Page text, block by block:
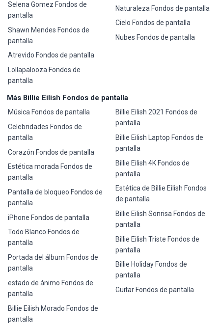
Selena Gomez Fondos de
pantalla
Shawn Mendes Fondos de
pantalla
Atrevido Fondos de pantalla
Lollapalooza Fondos de
pantalla
Naturaleza Fondos de pantalla
Cielo Fondos de pantalla
Nubes Fondos de pantalla
Más Billie Eilish Fondos de pantalla
Música Fondos de pantalla
Celebridades Fondos de
pantalla
Corazón Fondos de pantalla
Estética morada Fondos de
pantalla
Pantalla de bloqueo Fondos de
pantalla
iPhone Fondos de pantalla
Todo Blanco Fondos de
pantalla
Portada del álbum Fondos de
pantalla
estado de ánimo Fondos de
pantalla
Billie Eilish Morado Fondos de
pantalla
Billie Eilish 2021 Fondos de
pantalla
Billie Eilish Laptop Fondos de
pantalla
Billie Eilish 4K Fondos de
pantalla
Estética de Billie Eilish Fondos
de pantalla
Billie Eilish Sonrisa Fondos de
pantalla
Billie Eilish Triste Fondos de
pantalla
Billie Holiday Fondos de
pantalla
Guitar Fondos de pantalla